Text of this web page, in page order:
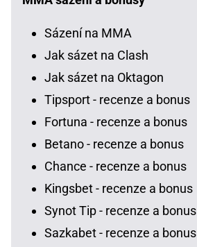
Sázení na MMA
Jak sázet na Clash
Jak sázet na Oktagon
Tipsport - recenze a bonus
Fortuna - recenze a bonus
Betano - recenze a bonus
Chance - recenze a bonus
Kingsbet - recenze a bonus
Synot Tip - recenze a bonus
Sazkabet - recenze a bonus